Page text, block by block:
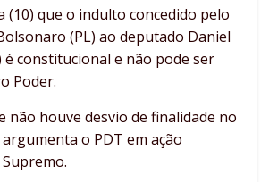
(10) que o indulto concedido pelo
(PL) ao deputado Daniel
é constitucional e não pode ser
Poder.
não houve desvio de finalidade no
o PDT em ação